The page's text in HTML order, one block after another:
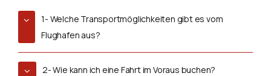
1- Welche Transportmöglichkeiten gibt es vom
Flughafen aus?
2- Wie kann ich eine Fahrt im Voraus buchen?